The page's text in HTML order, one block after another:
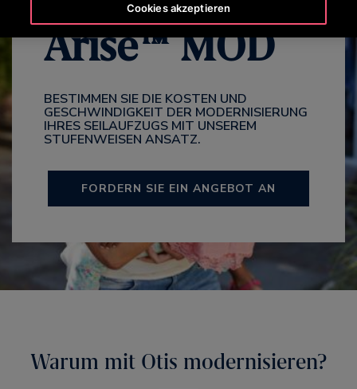
Arise™ MOD
BESTIMMEN SIE DIE KOSTEN UND
GESCHWINDIGKEIT DER MODERNISIERUNG
IHRES SEILAUFZUGS MIT UNSEREM
STUFENWEISEN ANSATZ.
FORDERN SIE EIN ANGEBOT AN
Warum mit Otis modernisieren?
Cookies akzeptieren